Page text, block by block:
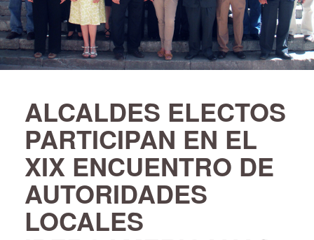
ALCALDES ELECTOS
PARTICIPAN EN EL
XIX ENCUENTRO DE
AUTORIDADES
LOCALES